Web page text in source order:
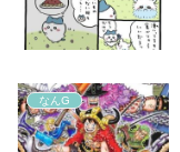
なんG